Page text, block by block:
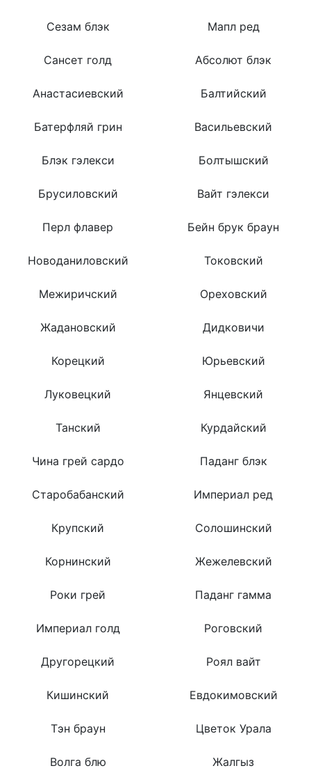
Сезам блэк Мапл ред
Сансет голд Абсолют блэк
Анастасиевский Балтийский
Батерфляй грин Васильевский
Блэк гэлекси Болтышский
Брусиловский Вайт гэлекси
Перл флавер Бейн брук браун
Новоданиловский Токовский
Межиричский Ореховский
Жадановский Дидковичи
Корецкий Юрьевский
Луковецкий Янцевский
Танский Курдайский
Чина грей сардо Паданг блэк
Старобабанский Империал ред
Крупский Солошинский
Корнинский Жежелевский
Роки грей Паданг гамма
Империал голд Роговский
Другорецкий Роял вайт
Кишинский Евдокимовский
Тэн браун Цветок Урала
Волга блю Жалгыз